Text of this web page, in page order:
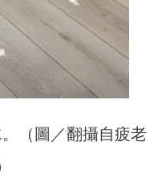
（圖／翻攝自疲老